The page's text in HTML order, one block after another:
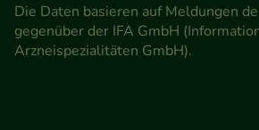
Die Daten basieren auf Meldungen
gegenüber der IFA GmbH
Arzneispezialitäten GmbH).